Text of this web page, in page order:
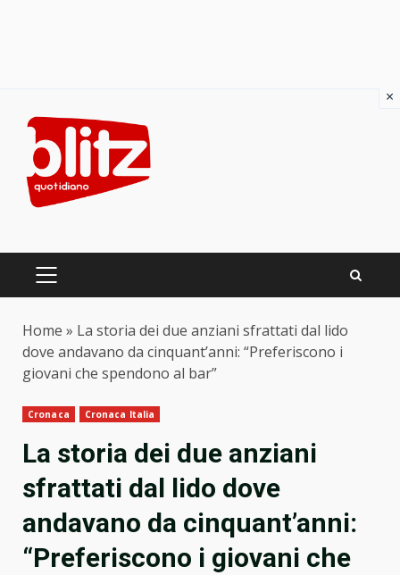
content
PRIMARY
Home » La storia dei due anziani sfrattati dal lido
dove andavano da cinquant’anni: “Preferiscono i
giovani che spendono al bar”
Cronaca Cronaca Italia
La storia dei due anziani
sfrattati dal lido dove
andavano da cinquant’anni:
“Preferiscono i giovani che
×